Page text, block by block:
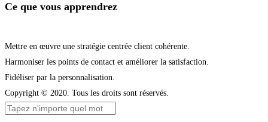
Ce que vous apprendrez
Mettre en œuvre une stratégie centrée client cohérente.
Harmoniser les points de contact et améliorer la satisfaction.
Fidéliser par la personnalisation.
Copyright © 2020. Tous les droits sont réservés.